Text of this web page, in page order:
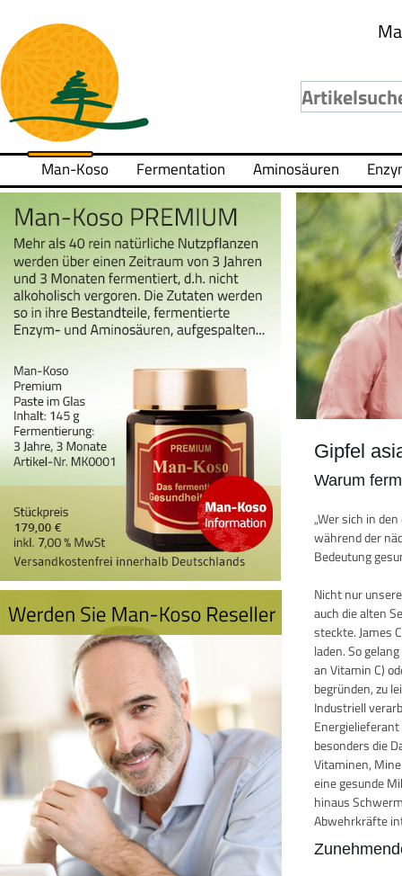
Man-Koso Fermentation Aminosäuren
Gipfel
Warum
„Wer sich in
während der
Bedeutung
Nicht nur
auch die alten
steckte. James
laden. So
an Vitamin C)
begründen, zu
Industriell
besonders die
Vitaminen,
eine gesunde
hinaus
Abwehrkräfte